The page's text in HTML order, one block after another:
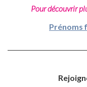
Pour découvrir
Prénoms